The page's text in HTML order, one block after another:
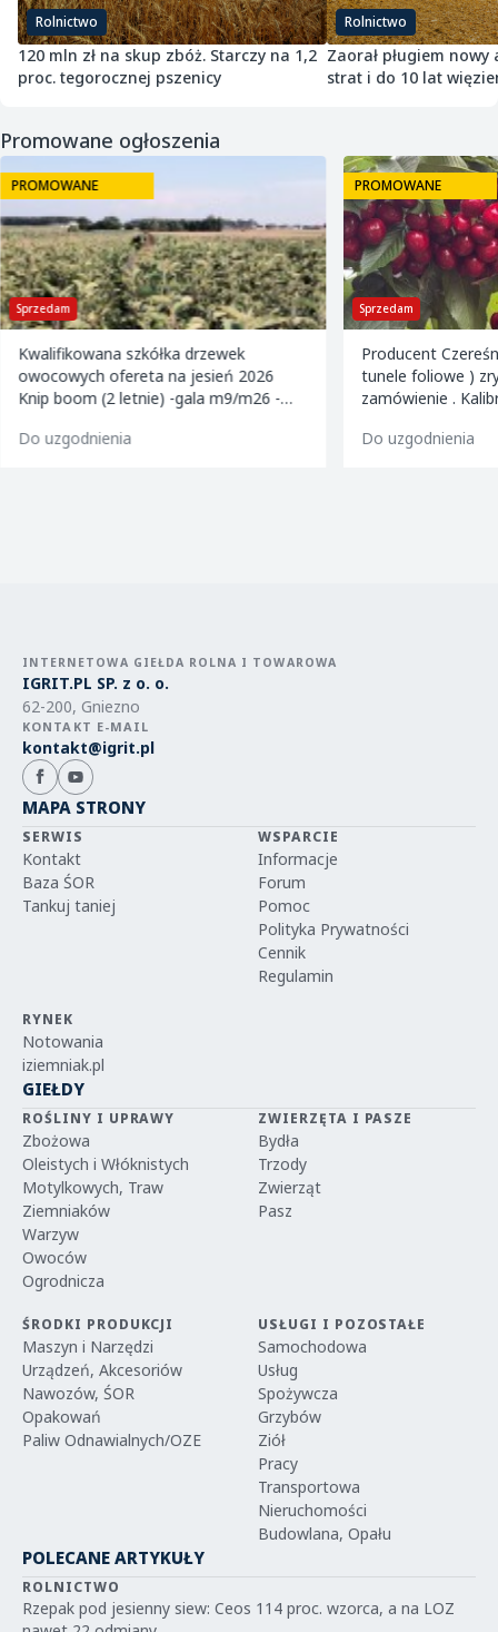
Rolnictwo
120 mln zł na skup zbóż. Starczy na 1,2
proc. tegorocznej pszenicy
Rolnictwo
Zaorał pługiem nowy
strat i do 10 lat
Promowane ogłoszenia
Sprzedam
PROMOWANE
Kwalifikowana szkółka drzewek
owocowych ofereta na jesień 2026
Knip boom (2 letnie) -gala m9/m26 -
m9 -paulared m9/m2
Do uzgodnienia
Sprzedam
PROMOWANE
Producent
tunele foliowe )
zamówienie . Kalibrowane , chłodzone i
Do uzgodnienia
INTERNETOWA GIEŁDA ROLNA I TOWAROWA
IGRIT.PL SP. z o. o.
62-200, Gniezno
KONTAKT E-MAIL
kontakt@igrit.pl
MAPA STRONY
SERWIS
Kontakt
Baza ŚOR
Tankuj taniej
WSPARCIE
Informacje
Forum
Pomoc
Polityka Prywatności
Cennik
Regulamin
RYNEK
Notowania
iziemniak.pl
GIEŁDY
ROŚLINY I UPRAWY
Zbożowa
Oleistych i Włóknistych
Motylkowych, Traw
Ziemniaków
Warzyw
Owoców
Ogrodnicza
ZWIERZĘTA I PASZE
Bydła
Trzody
Zwierząt
Pasz
ŚRODKI PRODUKCJI
Maszyn i Narzędzi
Urządzeń, Akcesoriów
Nawozów, ŚOR
Opakowań
Paliw Odnawialnych/OZE
USŁUGI I POZOSTAŁE
Samochodowa
Usług
Spożywcza
Grzybów
Ziół
Pracy
Transportowa
Nieruchomości
Budowlana, Opału
POLECANE ARTYKUŁY
ROLNICTWO
Rzepak pod jesienny siew: Ceos 114 proc. wzorca, a na LOZ